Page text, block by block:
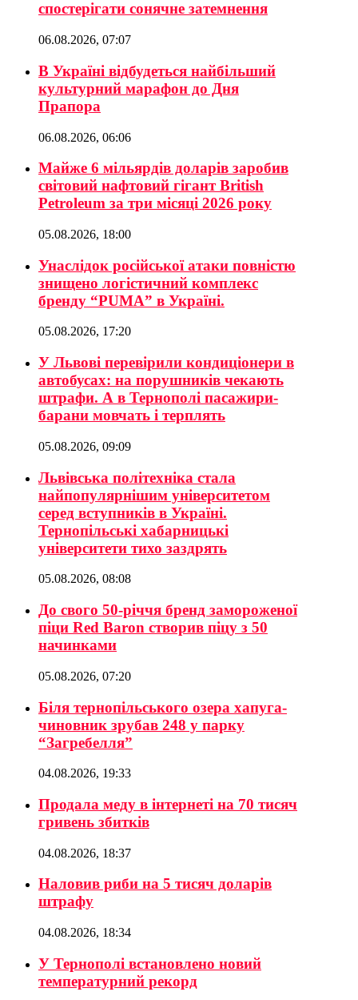
спостерігати сонячне затемнення
06.08.2026, 07:07
В Україні відбудеться найбільший
культурний марафон до Дня
Прапора
06.08.2026, 06:06
Майже 6 мільярдів доларів заробив
світовий нафтовий гігант British
Petroleum за три місяці 2026 року
05.08.2026, 18:00
Унаслідок російської атаки повністю
знищено логістичний комплекс
бренду “PUMA” в Україні.
05.08.2026, 17:20
У Львові перевірили кондиціонери в
автобусах: на порушників чекають
штрафи. А в Тернополі пасажири-
барани мовчать і терплять
05.08.2026, 09:09
Львівська політехніка стала
найпопулярнішим університетом
серед вступників в Україні.
Тернопільські хабарницькі
університети тихо заздрять
05.08.2026, 08:08
До свого 50-річчя бренд замороженої
піци Red Baron створив піцу з 50
начинками
05.08.2026, 07:20
Біля тернопільського озера хапуга-
чиновник зрубав 248 у парку
“Загребелля”
04.08.2026, 19:33
Продала меду в інтернеті на 70 тисяч
гривень збитків
04.08.2026, 18:37
Наловив риби на 5 тисяч доларів
штрафу
04.08.2026, 18:34
У Тернополі встановлено новий
температурний рекорд